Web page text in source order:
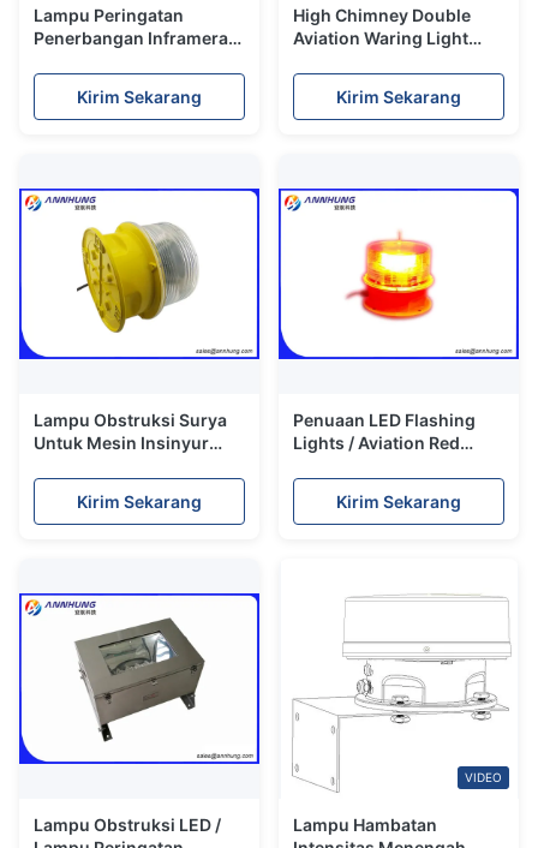
Lampu Peringatan
Penerbangan Inframerah
Menara
Kirim Sekarang
High Chimney Double
Aviation Waring Light
Standby Way
Kirim Sekarang
Lampu Obstruksi Surya
Untuk Mesin Insinyur
Kirim Sekarang
Penuaan LED Flashing
Lights / Aviation Red
Kirim Sekarang
Lampu Obstruksi LED /
VIDEO
Lampu Hambatan